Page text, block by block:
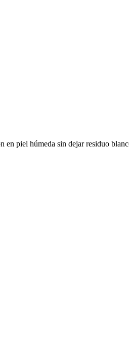
en piel húmeda sin dejar residuo